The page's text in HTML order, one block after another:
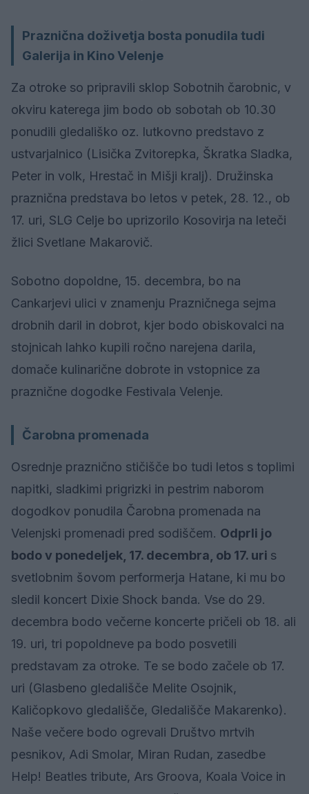
Praznična doživetja bosta ponudila tudi
Galerija in Kino Velenje
Za otroke so pripravili sklop Sobotnih čarobnic, v
okviru katerega jim bodo ob sobotah ob 10.30
ponudili gledališko oz. lutkovno predstavo z
ustvarjalnico (Lisička Zvitorepka, Škratka Sladka,
Peter in volk, Hrestač in Mišji kralj). Družinska
praznična predstava bo letos v petek, 28. 12., ob
17. uri, SLG Celje bo uprizorilo Kosovirja na leteči
žlici Svetlane Makarovič.
Sobotno dopoldne, 15. decembra, bo na
Cankarjevi ulici v znamenju Prazničnega sejma
drobnih daril in dobrot, kjer bodo obiskovalci na
stojnicah lahko kupili ročno narejena darila,
domače kulinarične dobrote in vstopnice za
praznične dogodke Festivala Velenje.
Čarobna promenada
Osrednje praznično stičišče bo tudi letos s toplimi
napitki, sladkimi prigrizki in pestrim naborom
dogodkov ponudila Čarobna promenada na
Velenjski promenadi pred sodiščem. Odprli jo
bodo v ponedeljek, 17. decembra, ob 17. uri s
svetlobnim šovom performerja Hatane, ki mu bo
sledil koncert Dixie Shock banda. Vse do 29.
decembra bodo večerne koncerte pričeli ob 18. ali
19. uri, tri popoldneve pa bodo posvetili
predstavam za otroke. Te se bodo začele ob 17.
uri (Glasbeno gledališče Melite Osojnik,
Kaličopkovo gledališče, Gledališče Makarenko).
Naše večere bodo ogrevali Društvo mrtvih
pesnikov, Adi Smolar, Miran Rudan, zasedbe
Help! Beatles tribute, Ars Groova, Koala Voice in